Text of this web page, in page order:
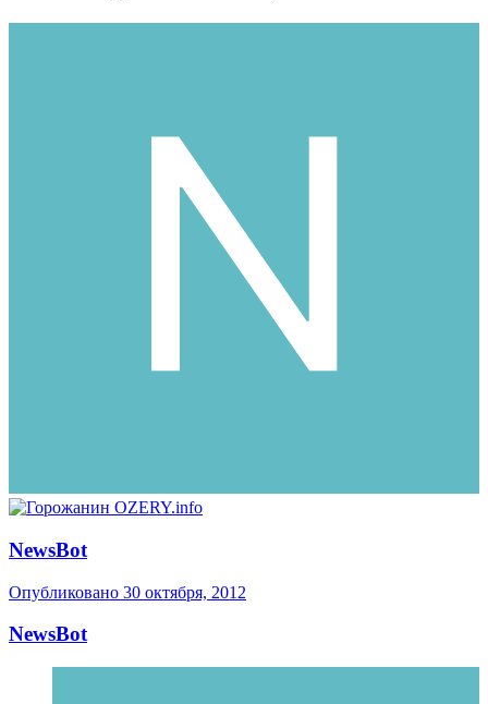
NewsBot
Опубликовано 30 октября, 2012
NewsBot